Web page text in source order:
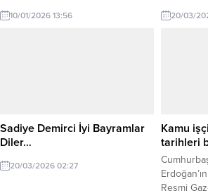
10/01/2026 13:56 20/03/
Sadiye Demirci İyi Bayramlar
Diler…
20/03/2026 02:27
Kamu
tarihleri
Resmi